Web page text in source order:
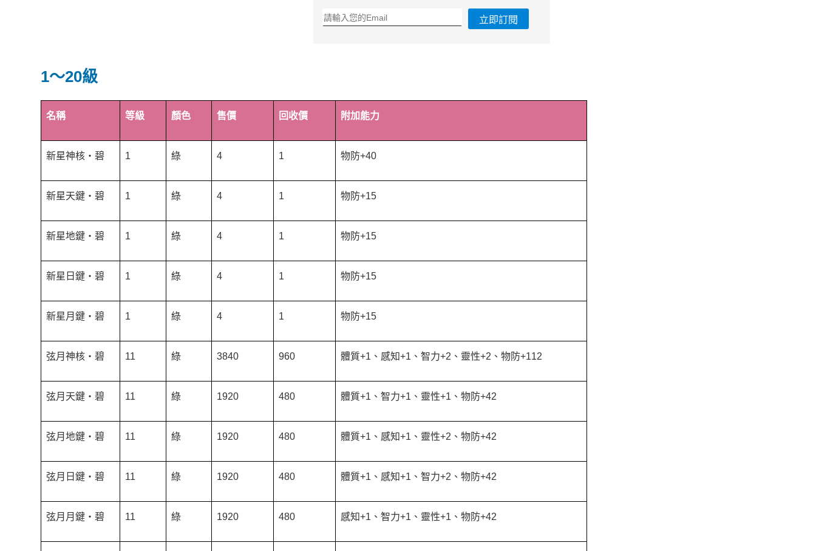
立即訂閱
1～20級
名稱 等級 顏色 售價 回收價 附加能力
新星神核‧碧 1 綠 4 1 物防+40
新星天鍵‧碧 1 綠 4 1 物防+15
新星地鍵‧碧 1 綠 4 1 物防+15
新星日鍵‧碧 1 綠 4 1 物防+15
新星月鍵‧碧 1 綠 4 1 物防+15
弦月神核‧碧 11 綠 3840 960 體質+1、感知+1、智力+2、靈性+2、物防+112
弦月天鍵‧碧 11 綠 1920 480 體質+1、智力+1、靈性+1、物防+42
弦月地鍵‧碧 11 綠 1920 480 體質+1、感知+1、靈性+2、物防+42
弦月日鍵‧碧 11 綠 1920 480 體質+1、感知+1、智力+2、物防+42
弦月月鍵‧碧 11 綠 1920 480 感知+1、智力+1、靈性+1、物防+42